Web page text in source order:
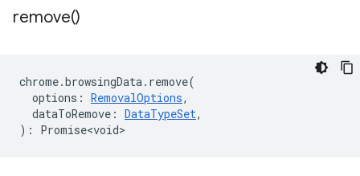
remove()
chrome.browsingData. remove(
options : RemovalOptions,
dataToRemove : DataTypeSet,
) : Promise<void>